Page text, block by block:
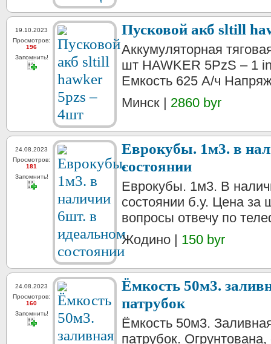
19.10.2023
Просмотров:
196
Запомнить!
Пусковой акб sltill
Аккумуляторная
шт HAWKER 5PzS – 1
Емкость 625 А/ч
Минск | 2860 byr
24.08.2023
Просмотров:
181
Запомнить!
Еврокубы. 1м3. в
состоянии
Еврокубы. 1м3. В
состоянии б.у. Цена за
вопросы отвечу по
Жодино | 150 byr
24.08.2023
Просмотров:
160
Запомнить!
Ёмкость 50м3.
патрубок
Ёмкость 50м3.
патрубок.